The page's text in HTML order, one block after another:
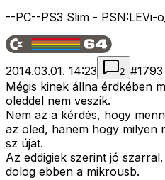
--PC--PS3 Slim - PSN:LEVi-
2014.03.01. 14:23 2 #1793
Mégis kinek állna érdkében
oleddel nem veszik.
Nem az a kérdés, hogy
az oled, hanem hogy milyen
sz újat.
Az eddigiek szerint jó
dolog ebben a mikrousb.